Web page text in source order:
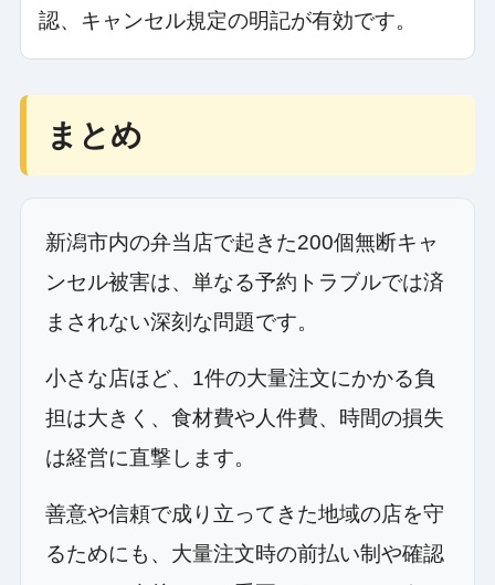
認、キャンセル規定の明記が有効です。
まとめ
新潟市内の弁当店で起きた200個無断キャ
ンセル被害は、単なる予約トラブルでは済
まされない深刻な問題です。
小さな店ほど、1件の大量注文にかかる負
担は大きく、食材費や人件費、時間の損失
は経営に直撃します。
善意や信頼で成り立ってきた地域の店を守
るためにも、大量注文時の前払い制や確認